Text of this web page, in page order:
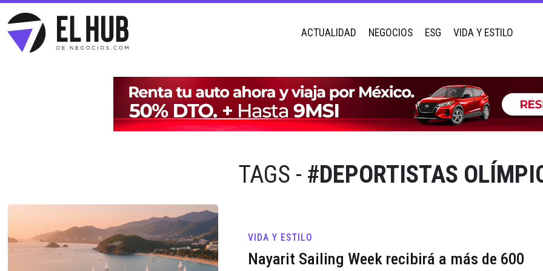
ACTUALIDAD NEGOCIOS ESG VIDA Y ESTILO
TAGS - #DEPORTISTAS
VIDA Y ESTILO
Nayarit Sailing Week recibirá a más de 600